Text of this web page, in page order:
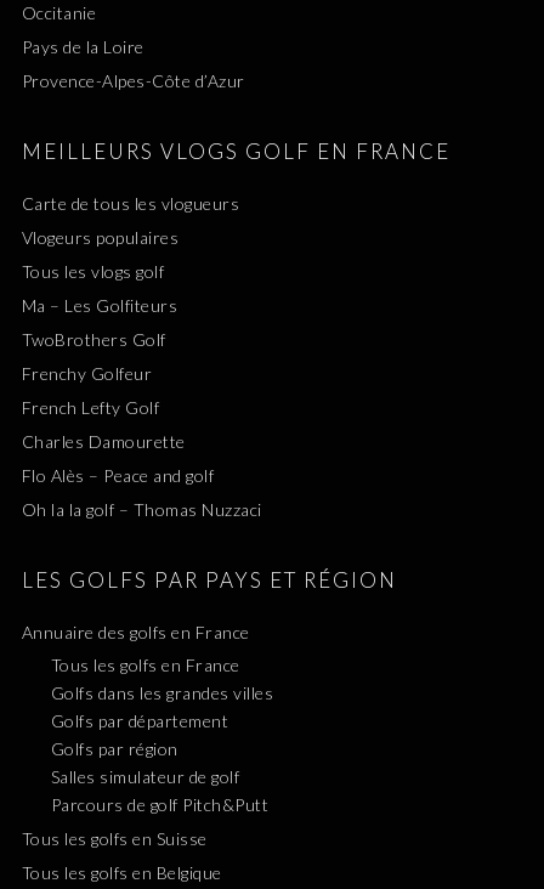
Occitanie
Pays de la Loire
Provence-Alpes-Côte d’Azur
MEILLEURS VLOGS GOLF EN FRANCE
Carte de tous les vlogueurs
Vlogeurs populaires
Tous les vlogs golf
Ma – Les Golfiteurs
TwoBrothers Golf
Frenchy Golfeur
French Lefty Golf
Charles Damourette
Flo Alès – Peace and golf
Oh la la golf – Thomas Nuzzaci
LES GOLFS PAR PAYS ET RÉGION
Annuaire des golfs en France
Tous les golfs en France
Golfs dans les grandes villes
Golfs par département
Golfs par région
Salles simulateur de golf
Parcours de golf Pitch&Putt
Tous les golfs en Suisse
Tous les golfs en Belgique